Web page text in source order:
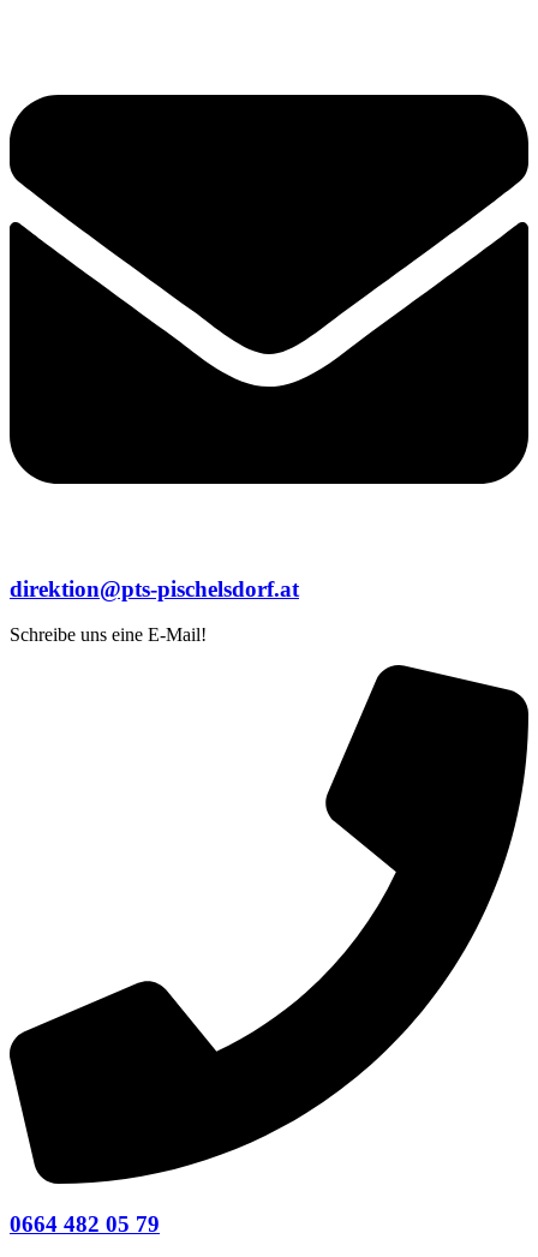
direktion@pts-pischelsdorf.at
Schreibe uns eine E-Mail!
0664 482 05 79